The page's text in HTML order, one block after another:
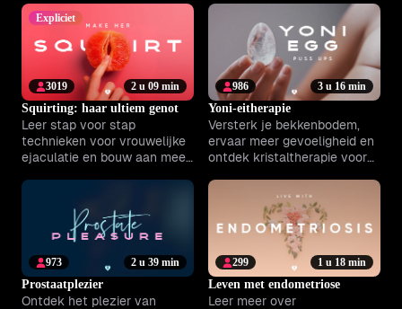
voluit van je liefdesleven.
aantrekkingskracht.
Expliciet
2 u 09 min
3019
Squirting: haar ultiem genot
Leer stap voor stap
technieken voor vrouwelijke
ejaculatie en bouw aan meer
3 u 16 min
986
Yoni-eitherapie
Versterk je bekkenbodem,
ervaar meer gevoeligheid en
ontdek kristaltherapie voor
2 u 39 min
973
Prostaatplezier
Ontdek het plezier van
1 u 18 min
299
Leven met endometriose
Leer meer over